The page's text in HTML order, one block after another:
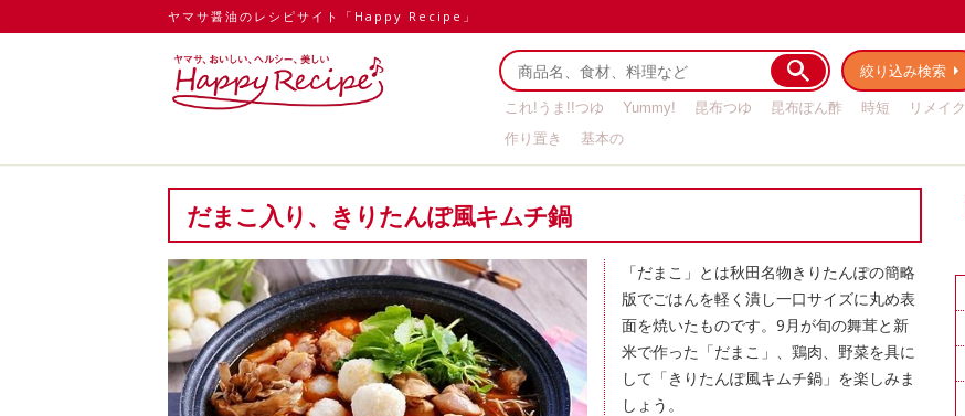
ヤマサ醤油のレシピサイト「Happy Recipe」
絞り込み検索
これ!うま!!つゆ Yummy! 昆布つゆ 昆布ぽん酢 時短
リメイク
作り置き
基本の
だまこ入り、きりたんぽ風キムチ鍋
「だまこ」とは秋田名物きりたんぽの簡略
版でごはんを軽く潰し一口サイズに丸め表
面を焼いたものです。9月が旬の舞茸と新
米で作った「だまこ」、鶏肉、野菜を具に
して「きりたんぽ風キムチ鍋」を楽しみま
しょう。